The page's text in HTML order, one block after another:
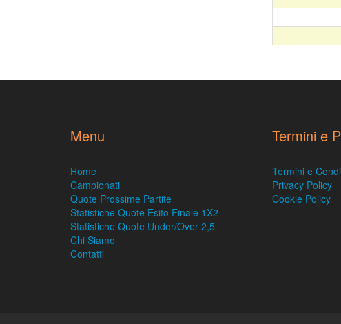
Menu
Home
Campionati
Quote Prossime Partite
Statistiche Quote Esito Finale 1X2
Statistiche Quote Under/Over 2,5
Chi Siamo
Contatti
Termini e
Termini e
Privacy Policy
Cookie Policy